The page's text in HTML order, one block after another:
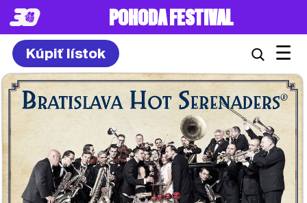
POHODA FESTIVAL
Kúpiť lístok ☰